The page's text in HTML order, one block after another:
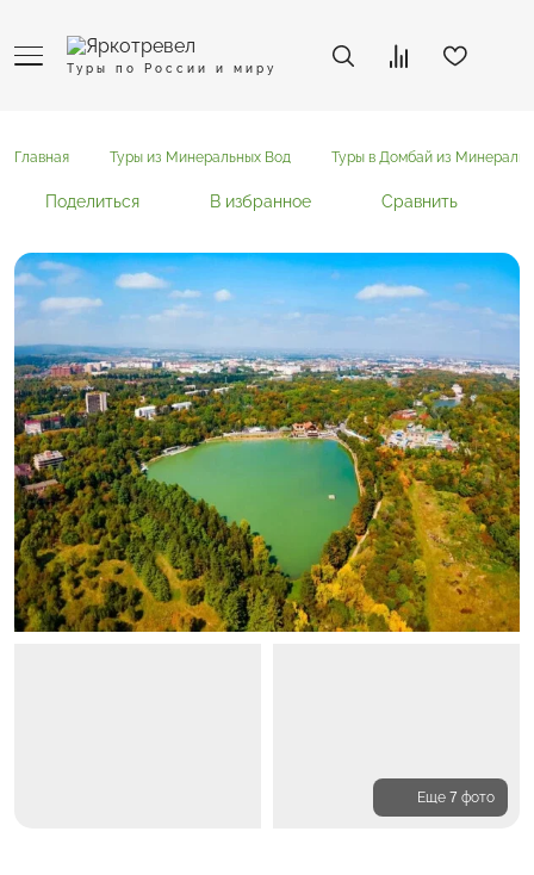
Туры по России и миру
Главная Туры из Минеральных Вод Туры в Домбай из
Поделиться В избранное Сравнить
Еще 7 фото